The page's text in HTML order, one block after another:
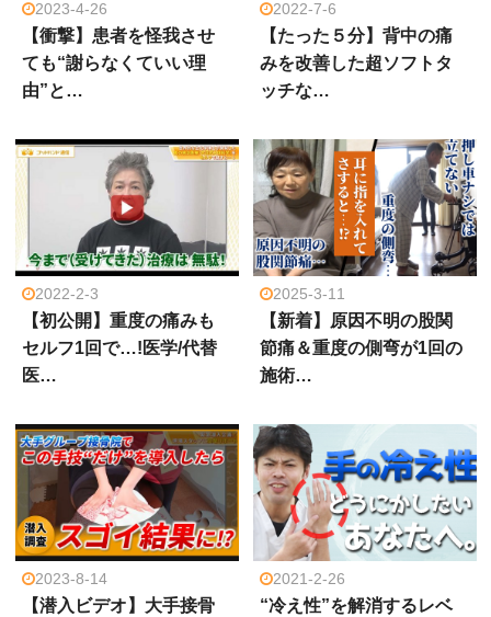
2023-4-26
【衝撃】患者を怪我させ
ても“謝らなくていい理
由”と…
2022-7-6
【たった５分】背中の痛
みを改善した超ソフトタ
ッチな…
2022-2-3
【初公開】重度の痛みも
セルフ1回で…!医学/代替
医…
2025-3-11
【新着】原因不明の股関
節痛＆重度の側弯が1回の
施術…
2023-8-14
【潜入ビデオ】大手接骨
2021-2-26
“冷え性”を解消するレベ